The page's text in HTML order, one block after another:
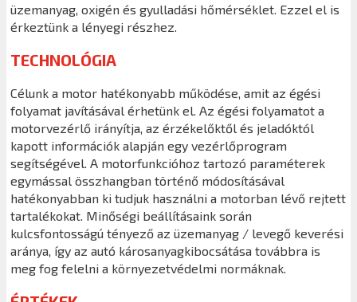
üzemanyag, oxigén és gyulladási hőmérséklet. Ezzel el is
érkeztünk a lényegi részhez.
TECHNOLÓGIA
Célunk a motor hatékonyabb működése, amit az égési
folyamat javításával érhetünk el. Az égési folyamatot a
motorvezérlő irányítja, az érzékelőktől és jeladóktól
kapott információk alapján egy vezérlőprogram
segítségével. A motorfunkcióhoz tartozó paraméterek
egymással összhangban történő módosításával
hatékonyabban ki tudjuk használni a motorban lévő rejtett
tartalékokat. Minőségi beállításaink során
kulcsfontosságú tényező az üzemanyag / levegő keverési
aránya, így az autó károsanyagkibocsátása továbbra is
meg fog felelni a környezetvédelmi normáknak.